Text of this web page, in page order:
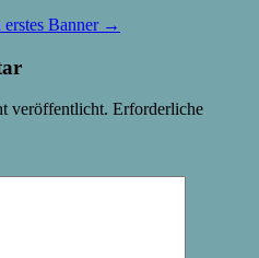
erstes Banner →
veröffentlicht. Erforderliche